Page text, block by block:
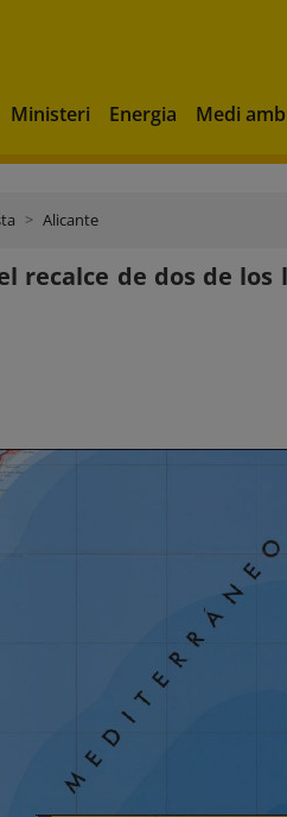
Ministeri Energia Medi
Alicante
recalce de dos de